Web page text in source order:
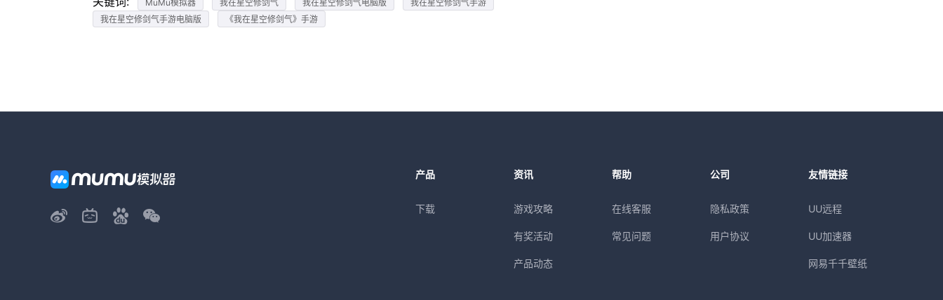
MuMu模拟器 我在星空修剑气 我在星空修剑气电脑版
我在星空修剑气手游
我在星空修剑气手游电脑版
《我在星空修剑气》手游
产品
下载
资讯
游戏攻略
有奖活动
产品动态
帮助
在线客服
常见问题
公司
隐私政策
用户协议
友情链接
UU远程
UU加速器
网易千千壁纸